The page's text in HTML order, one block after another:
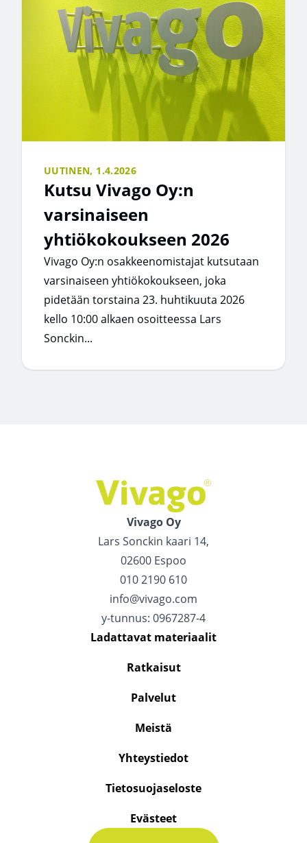
UUTINEN, 1.4.2026
Kutsu Vivago Oy:n
varsinaiseen
yhtiökokoukseen 2026
Vivago Oy:n osakkeenomistajat kutsutaan
varsinaiseen yhtiökokoukseen, joka
pidetään torstaina 23. huhtikuuta 2026
kello 10:00 alkaen osoitteessa Lars
Sonckin...
Vivago Oy
Lars Sonckin kaari 14,
02600 Espoo
010 2190 610
info@vivago.com
y-tunnus: 0967287-4
Ladattavat materiaalit
Ratkaisut
Palvelut
Meistä
Yhteystiedot
Tietosuojaseloste
Evästeet